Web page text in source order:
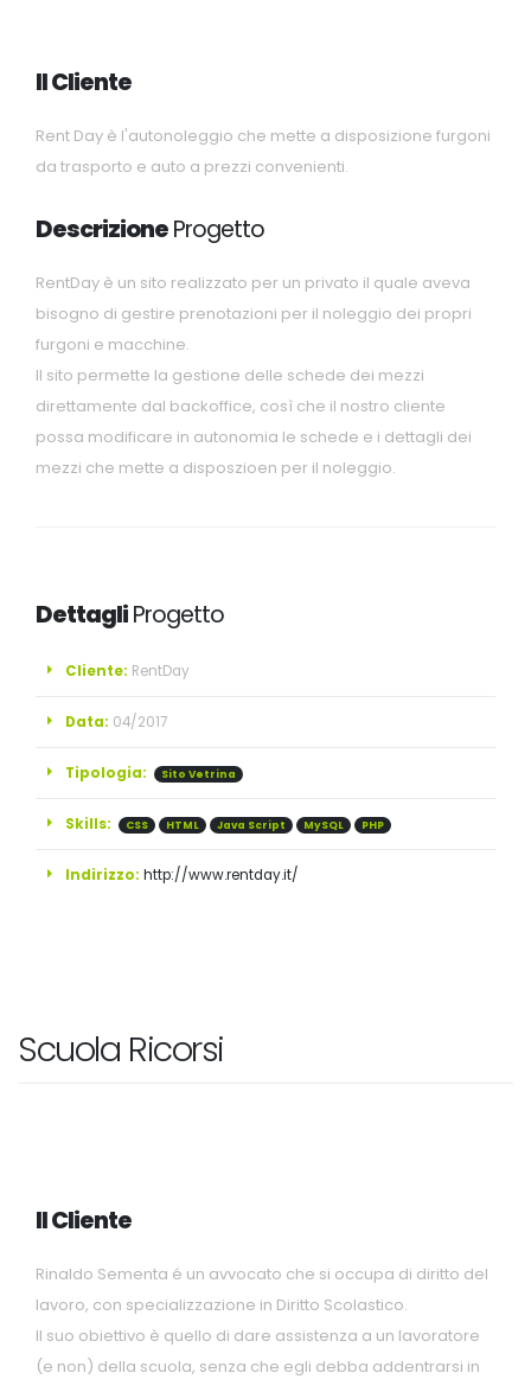
Il Cliente
Rent Day è l'autonoleggio che mette a disposizione furgoni
da trasporto e auto a prezzi convenienti.
DescrizioneProgetto
RentDay è un sito realizzato per un privato il quale aveva
bisogno di gestire prenotazioni per il noleggio dei propri
furgoni e macchine.
Il sito permette la gestione delle schede dei mezzi
direttamente dal backoffice, così che il nostro cliente
possa modificare in autonomia le schede e i dettagli dei
mezzi che mette a disposzioen per il noleggio.
DettagliProgetto
Cliente: RentDay
Data: 04/2017
Tipologia: Sito Vetrina
Skills: CSS HTML Java Script MySQL PHP
Indirizzo: http://www.rentday.it/
Scuola Ricorsi
Il Cliente
Rinaldo Sementa é un avvocato che si occupa di diritto del
lavoro, con specializzazione in Diritto Scolastico.
Il suo obiettivo è quello di dare assistenza a un lavoratore
(e non) della scuola, senza che egli debba addentrarsi in